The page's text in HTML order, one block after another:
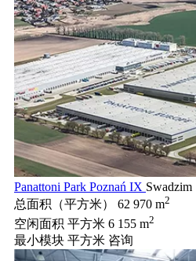
Panattoni Park Poznań IX Swadzim
总面积（平方米）
62 970 m2
空闲面积 平方米 6 155 m2
最小模块 平方米 咨询